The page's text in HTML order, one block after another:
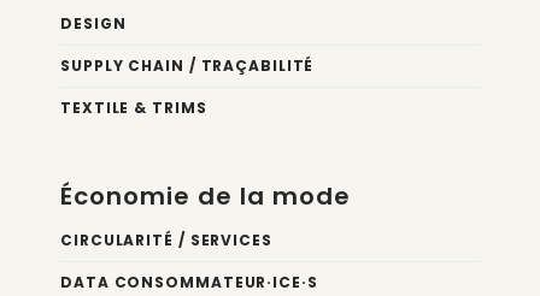
DESIGN
SUPPLY CHAIN / TRAÇABILITÉ
TEXTILE & TRIMS
Économie de la mode
CIRCULARITÉ / SERVICES
DATA CONSOMMATEUR·ICE·S